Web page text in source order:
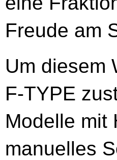
Freude am
Um diesem
F-TYPE
Modelle mit
manuelles